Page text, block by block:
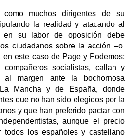
como muchos dirigentes de su
la realidad y atacando al
en su labor de oposición debe
ciudadanos sobre la acción –o
en este caso de Page y Podemos;
compañeros socialistas, callan y
al margen ante la bochornosa
Mancha y de España, donde
que no han sido elegidos por la
y que han preferido pactar con
aunque el precio
todos los españoles y castellano